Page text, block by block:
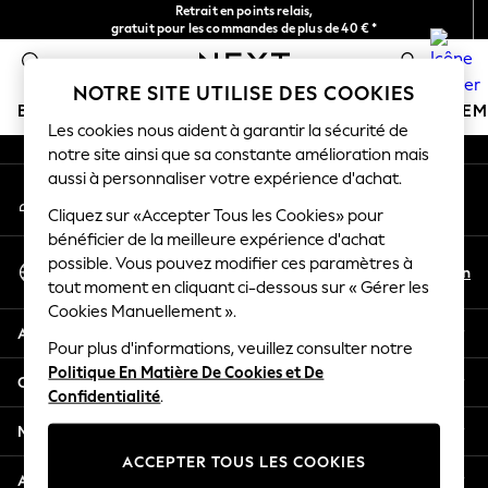
Retrait en points relais,
gratuit pour les commandes de plus de 40 € *
Livraison en 2-3 jours ouvrés*
BOUTIQUE VACANCES
HOLIDAY SHOP
Women's Holiday Shop
All Swimwear
All Beachwear
Bags & Accessories
Beach Dresses & Kaftans
Dresses
Flip Flops
Sliders
Jumpsuits & Playsuits
Linen Collection
Sandals
An error occurred on client
Nos réseaux sociaux
Mon compte
Connexion à votre compte
Sélectionnez Votre Langue
Français
En
Aide
Confidentialité et mentions légales
Ministères
Autres services
NOTRE SITE UTILISE DES COOKIES
Les cookies nous aident à garantir la sécurité de
notre site ainsi que sa constante amélioration mais
aussi à personnaliser votre expérience d'achat.
Cliquez sur «Accepter Tous les Cookies» pour
bénéficier de la meilleure expérience d'achat
possible. Vous pouvez modifier ces paramètres à
tout moment en cliquant ci-dessous sur « Gérer les
Cookies Manuellement ».
Pour plus d'informations, veuillez consulter notre
Politique En Matière De Cookies et De
Confidentialité.
ACCEPTER TOUS LES COOKIES